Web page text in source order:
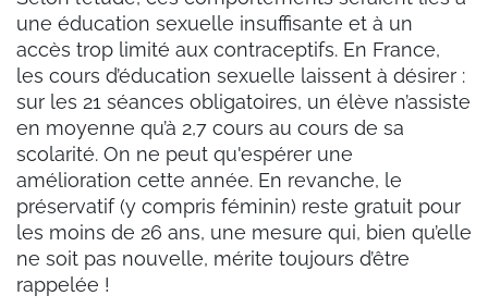
une éducation sexuelle insuffisante et à un
accès trop limité aux contraceptifs. En France,
les cours d’éducation sexuelle laissent à désirer :
sur les 21 séances obligatoires, un élève n’assiste
en moyenne qu’à 2,7 cours au cours de sa
scolarité. On ne peut qu'espérer une
amélioration cette année. En revanche, le
préservatif (y compris féminin) reste gratuit pour
les moins de 26 ans, une mesure qui, bien qu’elle
ne soit pas nouvelle, mérite toujours d’être
rappelée !